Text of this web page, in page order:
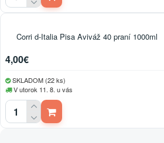
Corri d-Italia Pisa Aviváž 40 praní 1000ml
4,00€
SKLADOM (22 ks)
V utorok 11. 8. u vás